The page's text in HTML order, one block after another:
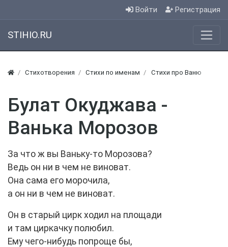
Войти Регистрация
STIHIO.RU
Стихотворения Стихи по именам Стихи про Ваню
Булат Окуджава -
Ванька Морозов
За что ж вы Ваньку-то Морозова?
Ведь он ни в чем не виноват.
Она сама его морочила,
а он ни в чем не виноват.
Он в старый цирк ходил на площади
и там циркачку полюбил.
Ему чего-нибудь попроще бы,